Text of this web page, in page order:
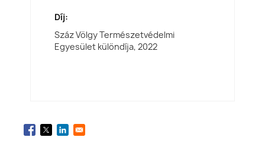
Díj:
Száz Völgy Természetvédelmi
Egyesület különdíja,2022